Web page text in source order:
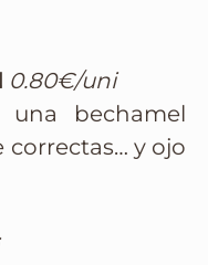
0.80€/uni
una bechamel
correctas… y ojo